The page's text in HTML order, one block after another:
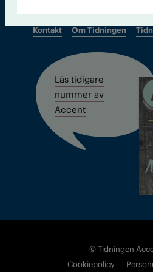
Kontakt Om Tidningen
Läs tidigare
nummer av
Accent
© Tidningen
Cookiepolicy